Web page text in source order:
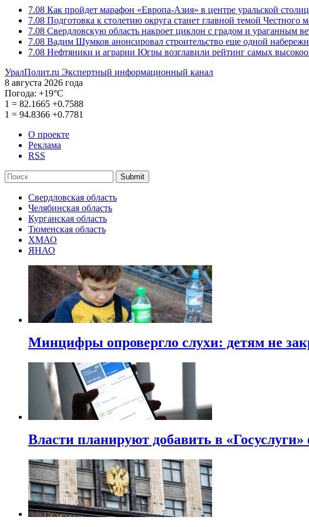
7.08 Как пройдет марафон «Европа-Азия» в центре уральской
7.08 Подготовка к столетию округа станет главной темой Честного
7.08 Свердловскую область накроет циклон с градом и ураганным
7.08 Вадим Шумков анонсировал строительство еще одной
7.08 Нефтяники и аграрии Югры возглавили рейтинг самых
УралПолит.ru Экспертный информационный канал
8 августа 2026 года
Погода: +19°С
1 = 82.1665 +0.7588
1 = 94.8366 +0.7781
О проекте
Реклама
RSS
Submit
Свердловская область
Челябинская область
Курганская область
Тюменская область
ХМАО
ЯНАО
Минцифры опровергло слухи: детям не
Власти планируют добавить в